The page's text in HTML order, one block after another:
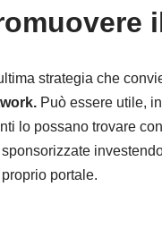
strategia che
Può essere utile,
lo possano trovare
portale.